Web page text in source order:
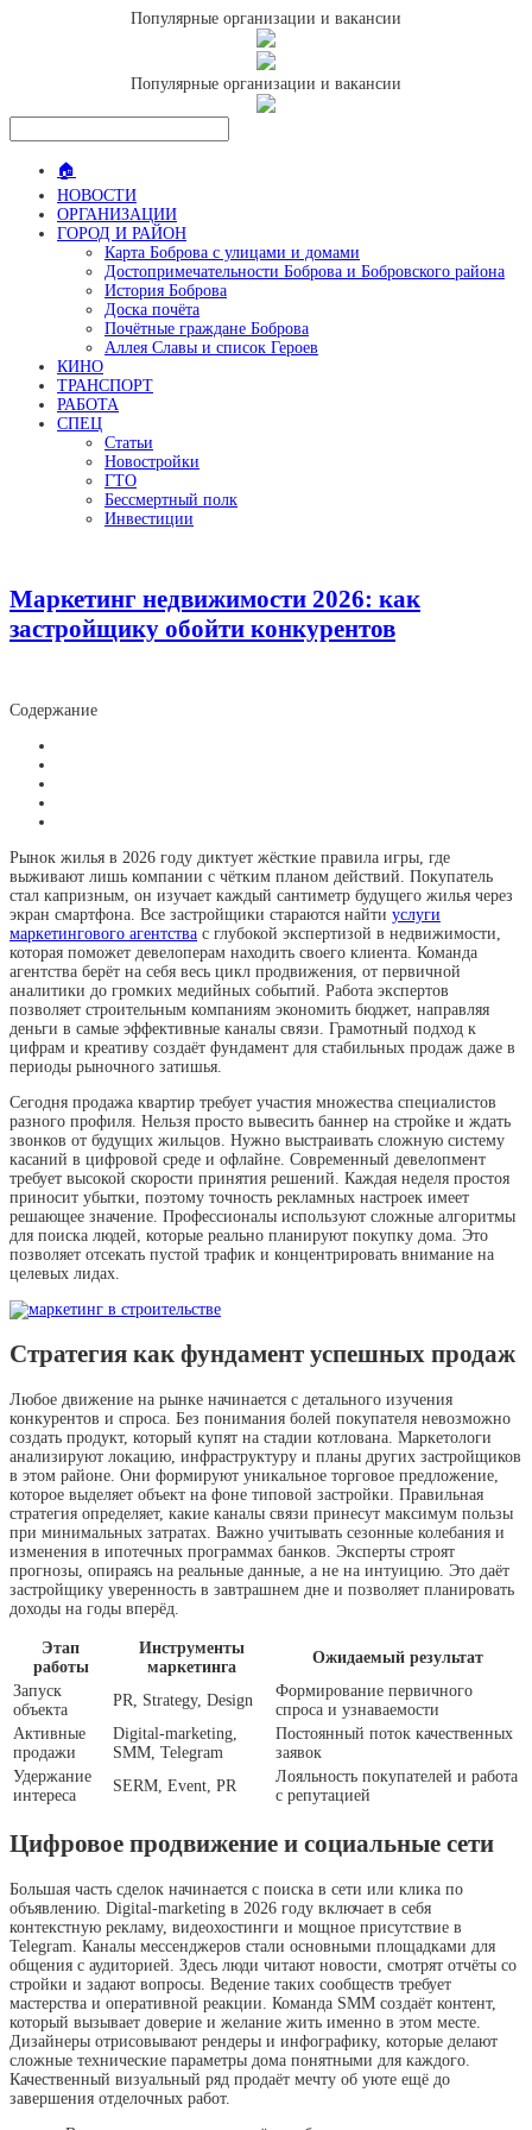
Популярные организации и вакансии
Популярные организации и вакансии
🏠
НОВОСТИ
ОРГАНИЗАЦИИ
ГОРОД И РАЙОН
Карта Боброва с улицами и домами
Достопримечательности Боброва и Бобровского района
История Боброва
Доска почёта
Почётные граждане Боброва
Аллея Славы и список Героев
КИНО
ТРАНСПОРТ
РАБОТА
СПЕЦ
Статьи
Новостройки
ГТО
Бессмертный полк
Инвестиции
Маркетинг недвижимости 2026: как
застройщику обойти конкурентов
Содержание
Рынок жилья в 2026 году диктует жёсткие правила игры, где
выживают лишь компании с чётким планом действий. Покупатель
стал капризным, он изучает каждый сантиметр будущего жилья через
экран смартфона. Все застройщики стараются найти услуги
маркетингового агентства с глубокой экспертизой в недвижимости,
которая поможет девелоперам находить своего клиента. Команда
агентства берёт на себя весь цикл продвижения, от первичной
аналитики до громких медийных событий. Работа экспертов
позволяет строительным компаниям экономить бюджет, направляя
деньги в самые эффективные каналы связи. Грамотный подход к
цифрам и креативу создаёт фундамент для стабильных продаж даже в
периоды рыночного затишья.
Сегодня продажа квартир требует участия множества специалистов
разного профиля. Нельзя просто вывесить баннер на стройке и ждать
звонков от будущих жильцов. Нужно выстраивать сложную систему
касаний в цифровой среде и офлайне. Современный девелопмент
требует высокой скорости принятия решений. Каждая неделя простоя
приносит убытки, поэтому точность рекламных настроек имеет
решающее значение. Профессионалы используют сложные алгоритмы
для поиска людей, которые реально планируют покупку дома. Это
позволяет отсекать пустой трафик и концентрировать внимание на
целевых лидах.
Стратегия как фундамент успешных продаж
Любое движение на рынке начинается с детального изучения
конкурентов и спроса. Без понимания болей покупателя невозможно
создать продукт, который купят на стадии котлована. Маркетологи
анализируют локацию, инфраструктуру и планы других застройщиков
в этом районе. Они формируют уникальное торговое предложение,
которое выделяет объект на фоне типовой застройки. Правильная
стратегия определяет, какие каналы связи принесут максимум пользы
при минимальных затратах. Важно учитывать сезонные колебания и
изменения в ипотечных программах банков. Эксперты строят
прогнозы, опираясь на реальные данные, а не на интуицию. Это даёт
застройщику уверенность в завтрашнем дне и позволяет планировать
доходы на годы вперёд.
Этап
работы
Инструменты
маркетинга
Ожидаемый результат
Запуск
объекта
PR, Strategy, Design
Формирование первичного
спроса и узнаваемости
Активные
продажи
Digital-marketing,
SMM, Telegram
Постоянный поток качественных
заявок
Удержание
интереса
SERM, Event, PR
Лояльность покупателей и работа
с репутацией
Цифровое продвижение и социальные сети
Большая часть сделок начинается с поиска в сети или клика по
объявлению. Digital-marketing в 2026 году включает в себя
контекстную рекламу, видеохостинги и мощное присутствие в
Telegram. Каналы мессенджеров стали основными площадками для
общения с аудиторией. Здесь люди читают новости, смотрят отчёты со
стройки и задают вопросы. Ведение таких сообществ требует
мастерства и оперативной реакции. Команда SMM создаёт контент,
который вызывает доверие и желание жить именно в этом месте.
Дизайнеры отрисовывают рендеры и инфографику, которые делают
сложные технические параметры дома понятными для каждого.
Качественный визуальный ряд продаёт мечту об уюте ещё до
завершения отделочных работ.